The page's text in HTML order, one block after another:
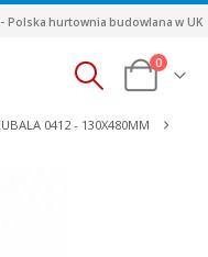
- Polska hurtownia budowlana w UK
0
0412 - 130X480MM